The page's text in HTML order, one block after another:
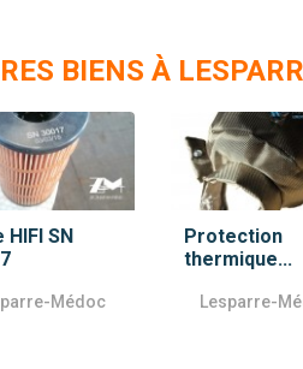
BIENS À
HIFI SN
Médoc
Protection
thermique...
Lesparre-